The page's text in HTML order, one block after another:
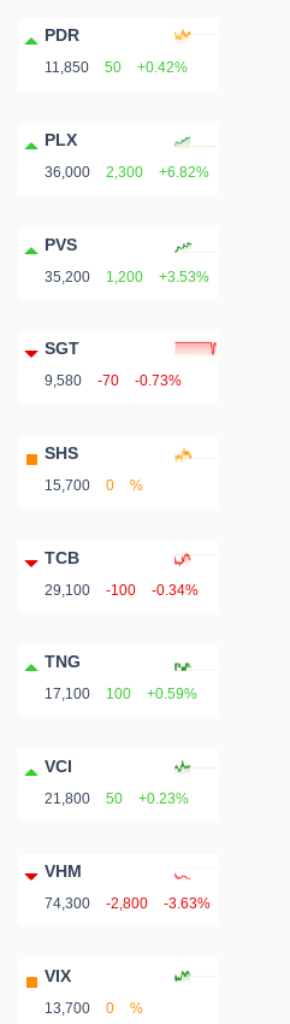
PDR
11,850 50 +0.42%
PLX
36,000 2,300 +6.82%
PVS
35,200 1,200 +3.53%
SGT
9,580 -70 -0.73%
SHS
15,700 0 %
TCB
29,100 -100 -0.34%
TNG
17,100 100 +0.59%
VCI
21,800 50 +0.23%
VHM
74,300 -2,800 -3.63%
VIX
13,700 0 %